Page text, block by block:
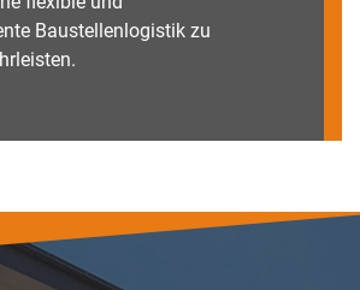
Baustellenlogistik zu